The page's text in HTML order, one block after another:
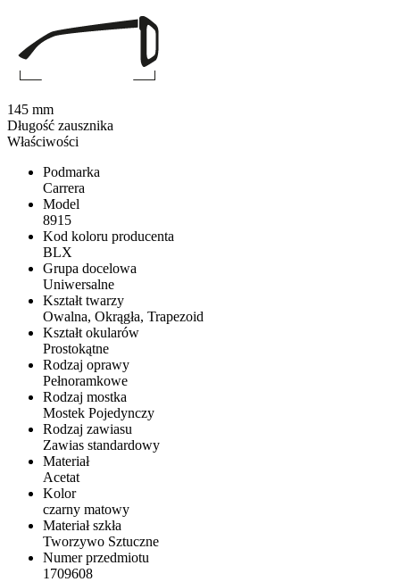
Właściwości
Podmarka
Carrera
Model
8915
Kod koloru producenta
BLX
Grupa docelowa
Uniwersalne
Kształt twarzy
Owalna, Okrągła, Trapezoid
Kształt okularów
Prostokątne
Rodzaj oprawy
Pełnoramkowe
Rodzaj mostka
Mostek Pojedynczy
Rodzaj zawiasu
Zawias standardowy
Materiał
Acetat
Kolor
czarny matowy
Materiał szkła
Tworzywo Sztuczne
Numer przedmiotu
1709608
145 mm
Długość zausznika